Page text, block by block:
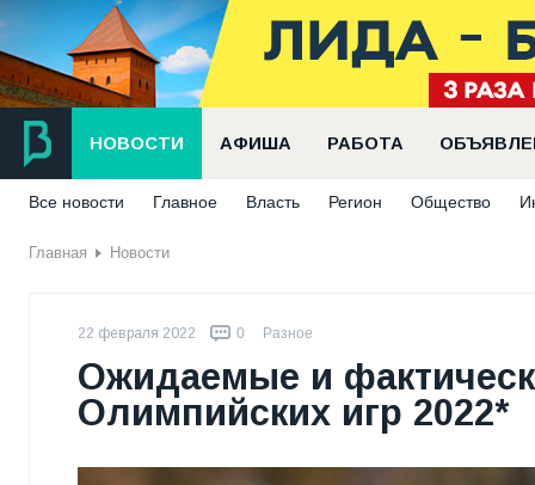
НОВОСТИ АФИША РАБОТА
Все новости Главное Власть Регион Общество
Главная Новости
22 февраля 2022 0 Разное
Ожидаемые и
Олимпийских игр 2022*